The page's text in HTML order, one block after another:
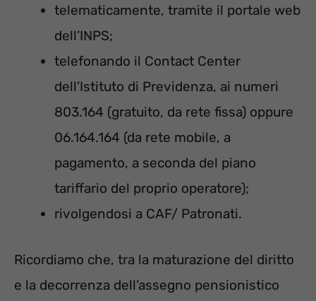
telematicamente, tramite il portale web
dell’INPS;
telefonando il Contact Center
dell’Istituto di Previdenza, ai numeri
803.164 (gratuito, da rete fissa) oppure
06.164.164 (da rete mobile, a
pagamento, a seconda del piano
tariffario del proprio operatore);
rivolgendosi a CAF/ Patronati.
Ricordiamo che, tra la maturazione del diritto
e la decorrenza dell’assegno pensionistico